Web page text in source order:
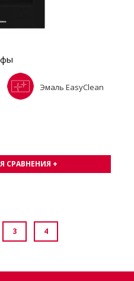
Эмаль EasyClean
СРАВНЕНИЯ +
3 4